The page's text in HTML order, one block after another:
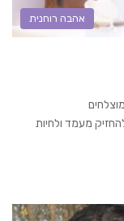
אהבה רוחנית
מעמד ולחיות